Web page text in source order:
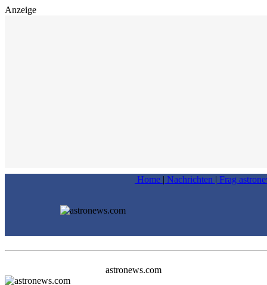
Anzeige
Home | Nachrichten | Frag
astronews.com